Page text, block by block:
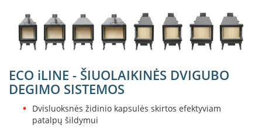
a
i
a
n
k
ECO iLINE - ŠIUOLAIKINĖS DVIGUBO
DEGIMO SISTEMOS
Dvisluoksnės židinio kapsulės skirtos efektyviam
patalpų šildymui